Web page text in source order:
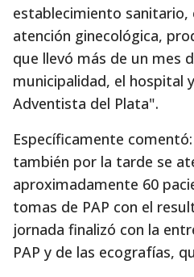
establecimiento sanitario,
atención ginecológica,
que llevó más de un mes
municipalidad, el hospital
Adventista del Plata".
Específicamente
también por la tarde se
aproximadamente 60
tomas de PAP con el
jornada finalizó con la
PAP y de las ecografías,